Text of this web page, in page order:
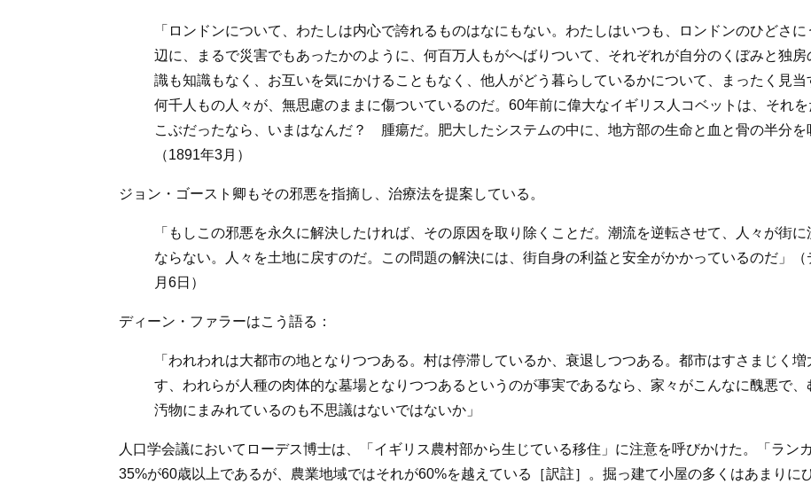
「 ロンドンについて、わたしは内心で誇れるものはなにもない。わたしはいつも、ロンドンのひどさ
辺に、まるで災害でもあったかのように、何百万人もがへばりついて、それぞれが自分のくぼみと独
識も知識もなく、お互いを気にかけることもなく、他人がどう暮らしているかについて、まったく見
何千人もの人々が、無思慮のままに傷ついているのだ。60年前に偉大なイギリス人コベットは、それ
こぶだったなら、いまはなんだ？ 腫瘍だ。肥大したシステムの中に、地方部の生命と血と骨の半分
（1891年3月）
ジョン・ゴースト卿もその邪悪を指摘し、治療法を提案している。
「もしこの邪悪を永久に解決したければ、その原因を取り除くことだ。潮流を逆転させて、人々が街
ならない。人々を土地に戻すのだ。この問題の解決には、街自身の利益と安全がかかっているのだ」
月6日）
ディーン・ファラーはこう語る：
「われわれは大都市の地となりつつある。村は停滞しているか、衰退しつつある。都市はすさまじく
す、われらが人種の肉体的な墓場となりつつあるというのが事実であるなら、家々がこんなに醜悪で
汚物にまみれているのも不思議はないではないか」
人口学会議においてローデス博士は、「イギリス農村部から生じている移住」に注意を呼びかけた。「ラン
35%が60歳以上であるが、農業地域ではそれが60%を越えている
［訳註］ 。掘っ建て小屋の多くはあまりに